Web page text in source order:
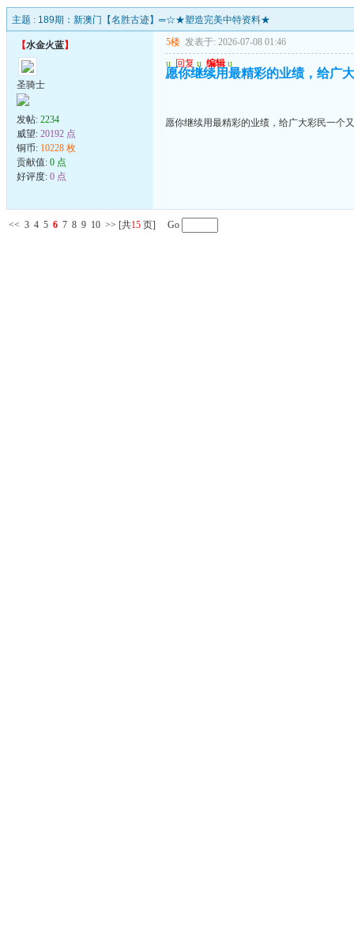
主题 : 189期：新澳门【名胜古迹】═☆★塑造完美中特资料★
【水金火蓝】
圣骑士
发帖: 2234
威望: 20192 点
铜币: 10228 枚
贡献值: 0 点
好评度: 0 点
5楼 发表于: 2026-07-08 01:46
u 回复 u 编辑 u
愿你继续用最精彩的业绩，给广
愿你继续用最精彩的业绩，给广大彩民一个
<< 3 4 5 6 7 8 9 10 >> [共15 页] Go